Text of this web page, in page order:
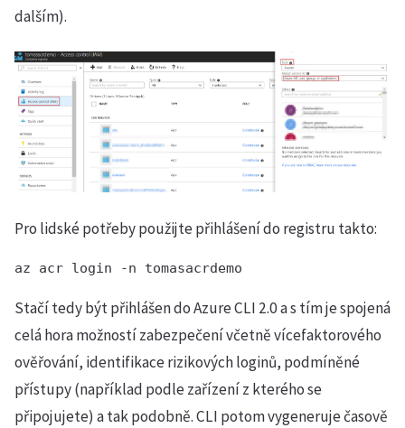
dalším).
Pro lidské potřeby použijte přihlášení do registru takto:
Stačí tedy být přihlášen do Azure CLI 2.0 a s tím je spojená
celá hora možností zabezpečení včetně vícefaktorového
ověřování, identifikace rizikových loginů, podmíněné
přístupy (například podle zařízení z kterého se
připojujete) a tak podobně. CLI potom vygeneruje časově